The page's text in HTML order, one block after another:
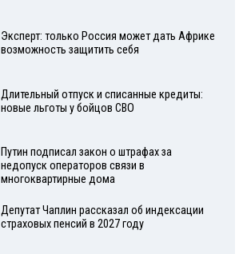
Эксперт: только Россия может дать Африке
возможность защитить себя
Длительный отпуск и списанные кредиты:
новые льготы у бойцов СВО
Путин подписал закон о штрафах за
недопуск операторов связи в
многоквартирные дома
Депутат Чаплин рассказал об индексации
страховых пенсий в 2027 году